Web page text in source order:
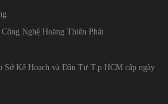
Nghệ Hoàng Thiên Phát
Sở Kế Hoạch và Đầu Tư T.p HCM cấp ngày